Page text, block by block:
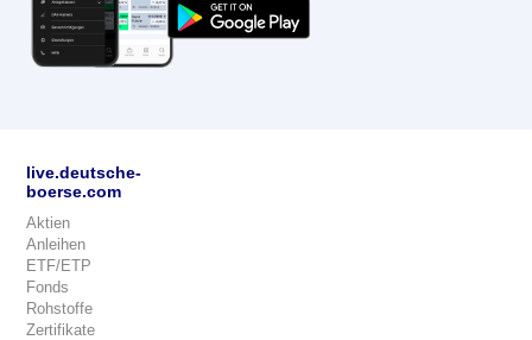
live.deutsche-
boerse.com
Aktien
Anleihen
ETF/ETP
Fonds
Rohstoffe
Zertifikate